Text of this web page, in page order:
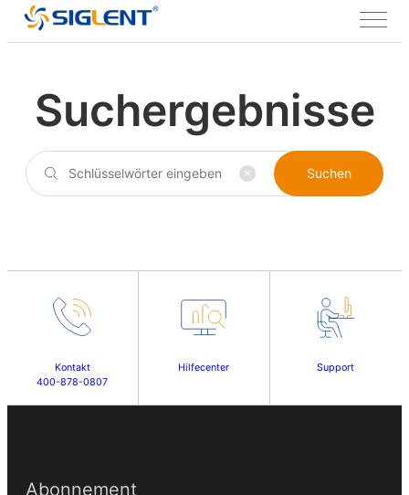
Suchergebnisse
Suchen
Kontakt
400-878-0807
Hilfecenter Support
Abonnement